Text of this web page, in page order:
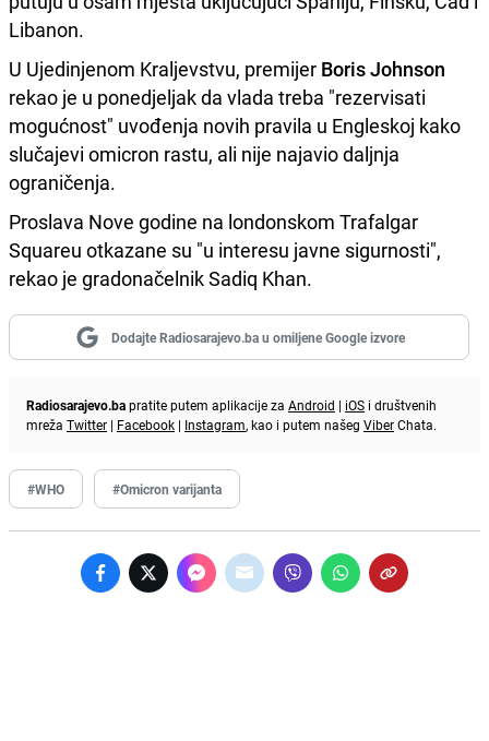
Libanon.
U Ujedinjenom Kraljevstvu, premijer Boris Johnson
rekao je u ponedjeljak da vlada treba "rezervisati
mogućnost" uvođenja novih pravila u Engleskoj kako
slučajevi omicron rastu, ali nije najavio daljnja
ograničenja.
Proslava Nove godine na londonskom Trafalgar
Squareu otkazane su "u interesu javne sigurnosti",
rekao je gradonačelnik Sadiq Khan.
Dodajte Radiosarajevo.ba u omiljene Google izvore
Radiosarajevo.bapratite putem aplikacije za Android | iOS i društvenih
mreža Twitter | Facebook | Instagram, kao i putem našeg ViberChata.
#WHO #Omicron varijanta